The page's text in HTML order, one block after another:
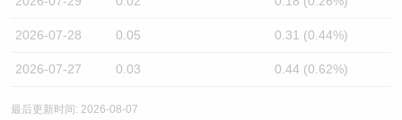
2026-07-28 0.05 0.31 (0.44%)
2026-07-27 0.03 0.44 (0.62%)
最后更新时间: 2026-08-07